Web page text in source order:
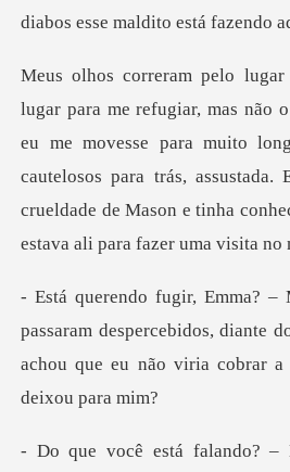
me movesse para muito
cautelosos para trás, assustada.
cru
despercebidos, diante
achou que e